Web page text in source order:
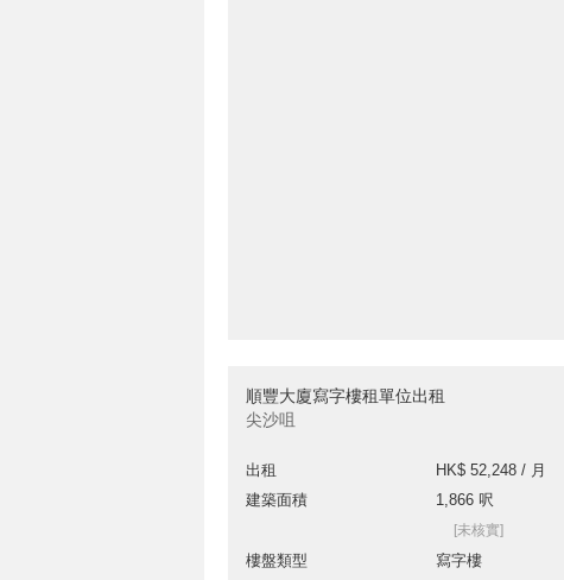
順豐大廈寫字樓租單位出租
尖沙咀
出租
HK$ 52,248 / 月
建築面積
1,866 呎
[未核實]
樓盤類型
寫字樓